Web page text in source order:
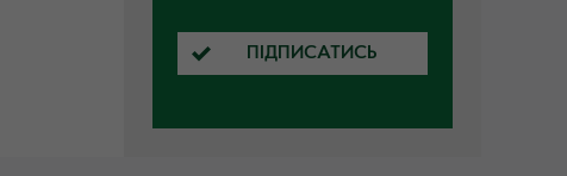
ПІДПИСАТИСЬ